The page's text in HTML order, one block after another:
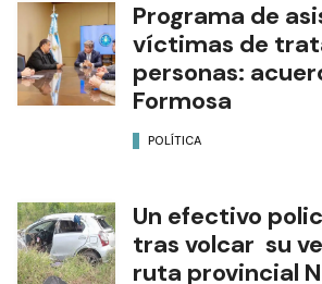
Programa de
víctimas de
personas:
Formosa
POLÍTICA
Un efectivo
tras volcar su
ruta provincial